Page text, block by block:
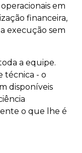
em
financeira,
execução sem
a equipe.
técnica - o
disponíveis
o que lhe é